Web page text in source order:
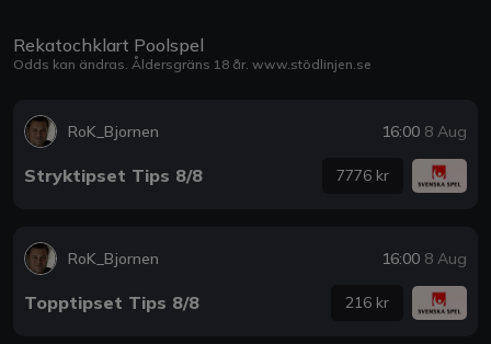
Rekatochklart Poolspel
Odds kan ändras. Åldersgräns 18 år. www.stödlinjen.se
RoK_Bjornen 16:00 8 Aug
Stryktipset Tips 8/8 7776 kr
RoK_Bjornen 16:00 8 Aug
Topptipset Tips 8/8 216 kr